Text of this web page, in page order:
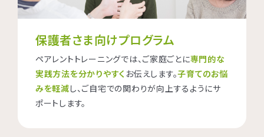
保護者さま向けプログラム
ペアレントトレーニングでは、ご家庭ごとに専門的な
実践方法を分かりやすく お伝えします。子育てのお悩
みを軽減し、ご自宅での関わりが向上するようにサ
ポートします。